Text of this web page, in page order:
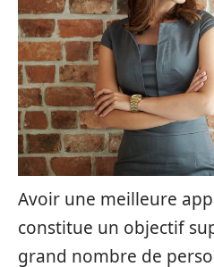
Avoir une meilleure
constitue un objectif
grand nombre de